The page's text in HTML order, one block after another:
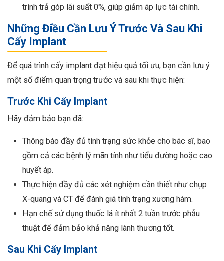
trình trả góp lãi suất 0%, giúp giảm áp lực tài chính.
Những Điều Cần Lưu Ý Trước Và Sau Khi
Cấy Implant
Để quá trình cấy implant đạt hiệu quả tối ưu, bạn cần lưu ý
một số điểm quan trọng trước và sau khi thực hiện:
Trước Khi Cấy Implant
Hãy đảm bảo bạn đã:
Thông báo đầy đủ tình trạng sức khỏe cho bác sĩ, bao
gồm cả các bệnh lý mãn tính như tiểu đường hoặc cao
huyết áp.
Thực hiện đầy đủ các xét nghiệm cần thiết như chụp
X-quang và CT để đánh giá tình trạng xương hàm.
Hạn chế sử dụng thuốc lá ít nhất 2 tuần trước phẫu
thuật để đảm bảo khả năng lành thương tốt.
Sau Khi Cấy Implant